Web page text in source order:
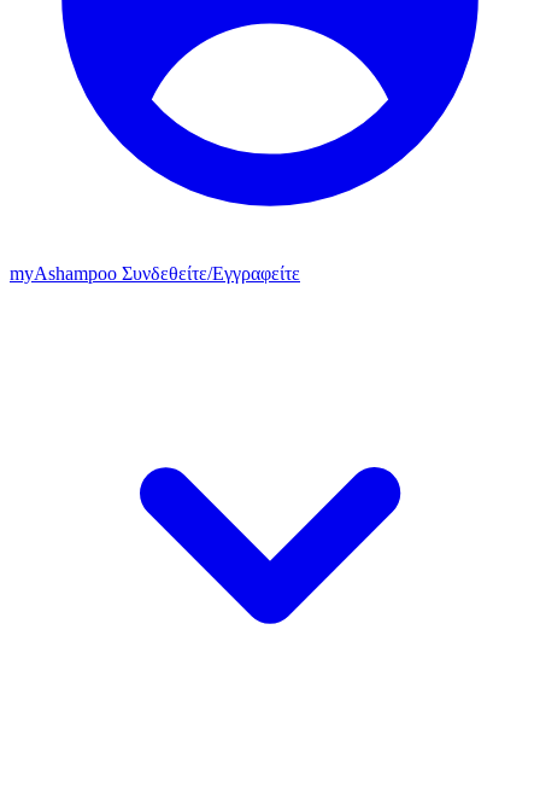
myAshampoo Συνδεθείτε/Εγγραφείτε